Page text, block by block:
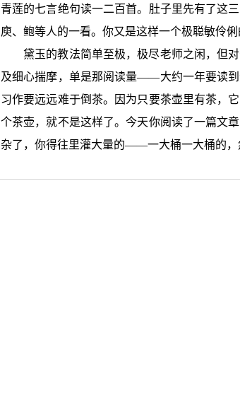
青莲的七言绝句读一二百首。肚子里先有了这
庾、鲍等人的一看。你又是这样一个极聪敏伶
黛玉的教法简单至极，极尽老师之闲，但
及细心揣摩，单是那阅读量——大约一年要读到
习作要远远难于倒茶。因为只要茶壶里有茶，
个茶壶，就不是这样了。今天你阅读了一篇文
杂了，你得往里灌大量的——一大桶一大桶的，